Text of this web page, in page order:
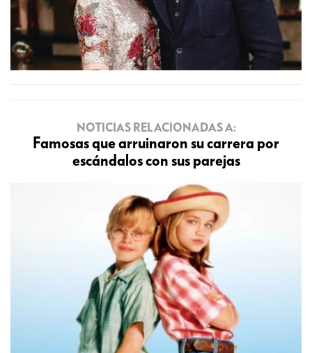
NOTICIAS RELACIONADAS A:
Famosas que arruinaron su carrera por
escándalos con sus parejas